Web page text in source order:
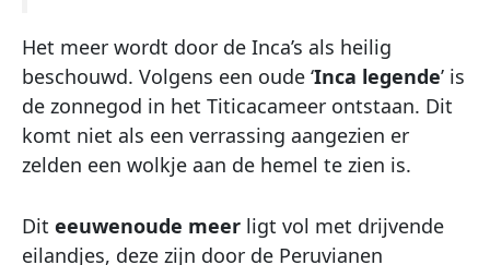
Het meer wordt door de Inca’s als heilig
beschouwd. Volgens een oude ‘Inca legende’ is
de zonnegod in het Titicacameer ontstaan. Dit
komt niet als een verrassing aangezien er
zelden een wolkje aan de hemel te zien is.
Dit eeuwenoude meer ligt vol met drijvende
eilandjes, deze zijn door de Peruvianen